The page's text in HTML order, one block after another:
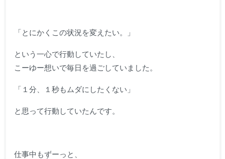
「とにかくこの状況を変えたい。」
という一心で行動していたし、
こーゆー想いで毎日を過ごしていました。
「１分、１秒もムダにしたくない」
と思って行動していたんです。
仕事中もずーっと、